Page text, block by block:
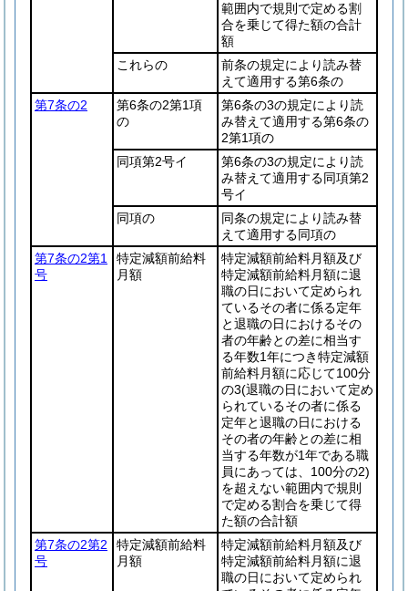
範囲内で規則で定める割
合を乗じて得た額の合計
額
これらの
前条の規定により読み替
えて適用する第6条の
第7条の2
第6条の2第1項
の
第6条の3の規定により読
み替えて適用する第6条の
2第1項の
同項第2号イ
第6条の3の規定により読
み替えて適用する同項第2
号イ
同項の
同条の規定により読み替
えて適用する同項の
第7条の2第1
号
特定減額前給料
月額
特定減額前給料月額及び
特定減額前給料月額に退
職の日において定められ
ているその者に係る定年
と退職の日におけるその
者の年齢との差に相当す
る年数1年につき特定減額
前給料月額に応じて100分
の3(退職の日において定め
られているその者に係る
定年と退職の日における
その者の年齢との差に相
当する年数が1年である職
員にあっては、100分の2)
を超えない範囲内で規則
で定める割合を乗じて得
た額の合計額
第7条の2第2
号
特定減額前給料
月額
特定減額前給料月額及び
特定減額前給料月額に退
職の日において定められ